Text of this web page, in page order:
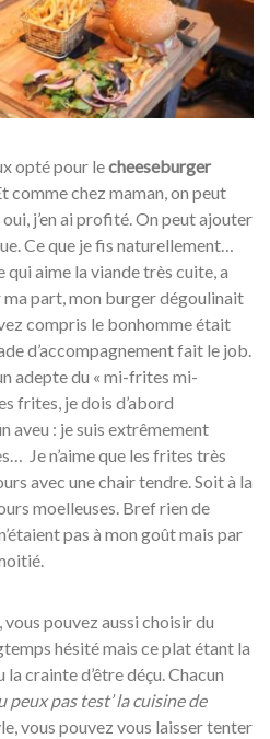
opté pour lecheeseburger
comme chez maman, on peut
j’en ai profité. On peut ajouter
Ce que je fis naturellement…
aime la viande très cuite, a
ma part, mon burger dégoulinait
compris le bonhomme était
d’accompagnement fait le job.
adepte du « mi-frites mi-
frites, je dois d’abord
aveu : je suis extrêmement
Je n’aime que les frites très
avec une chair tendre. Soit à la
moelleuses. Bref rien de
pas à mon goût mais par
pouvez aussi choisir du
hésité mais ce plat étant la
la crainte d’être déçu. Chacun
peux pas test’ la cuisine de
vous pouvez vous laisser tenter